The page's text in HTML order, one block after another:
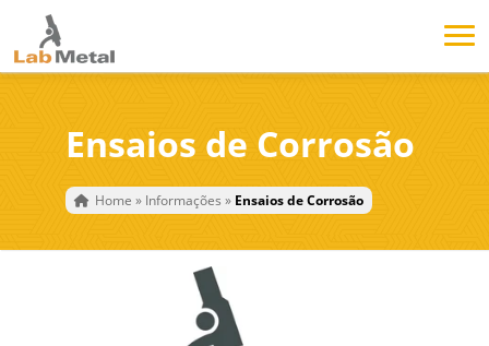
Ensaios de Corrosão
Home » Informações » Ensaios de Corrosão